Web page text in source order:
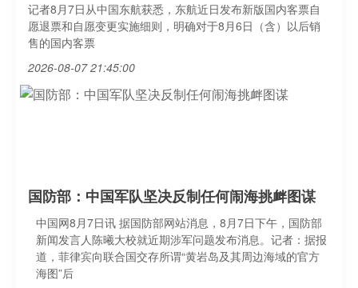
记者8月7日从中国东航获悉，东航近日发布新版国内客票自
愿退票和自愿变更实施细则，明确对于8月6日（含）以后销
售的国内客票
2026-08-07 21:45:00
国防部：中国军队坚决反制任何闹海挑衅图谋
中国网8月7日讯 据国防部网站消息，8月7日下午，国防部
新闻发言人陈曦大校就近期涉军问题发布消息。记者：据报
道，菲律宾向联合国交存所谓“黄岩岛及其周边海域的官方
海图”后